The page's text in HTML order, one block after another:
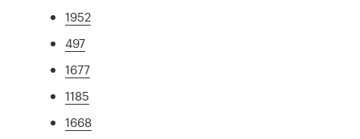
1952
497
1677
1185
1668